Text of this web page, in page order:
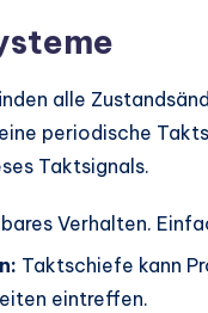
alle
periodische
Taktsignals.
Verhalten.
Taktschiefe kann
eintreffen.